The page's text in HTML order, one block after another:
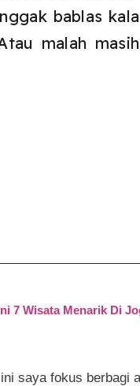
bablas
malah
7 Wisata Menarik Di
saya fokus berbagi